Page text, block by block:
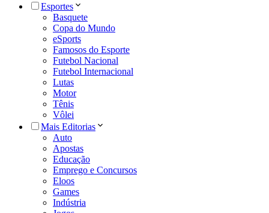
Esportes
Basquete
Copa do Mundo
eSports
Famosos do Esporte
Futebol Nacional
Futebol Internacional
Lutas
Motor
Tênis
Vôlei
Mais Editorias
Auto
Apostas
Educação
Emprego e Concursos
Eloos
Games
Indústria